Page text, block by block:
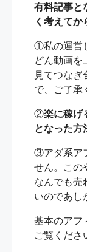
有料記事と
く考えてか
①私の運営
どん動画を
見てつな
で、ご了承
②楽に稼げ
となった方
③アダ系ア
せん。この
なんでも売
いのであし
基本のアフ
ご覧くださ